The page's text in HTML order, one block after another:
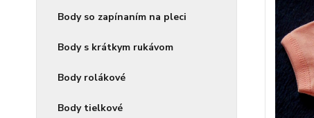
Body so zapínaním na pleci
Body s krátkym rukávom
Body rolákové
Body tielkové